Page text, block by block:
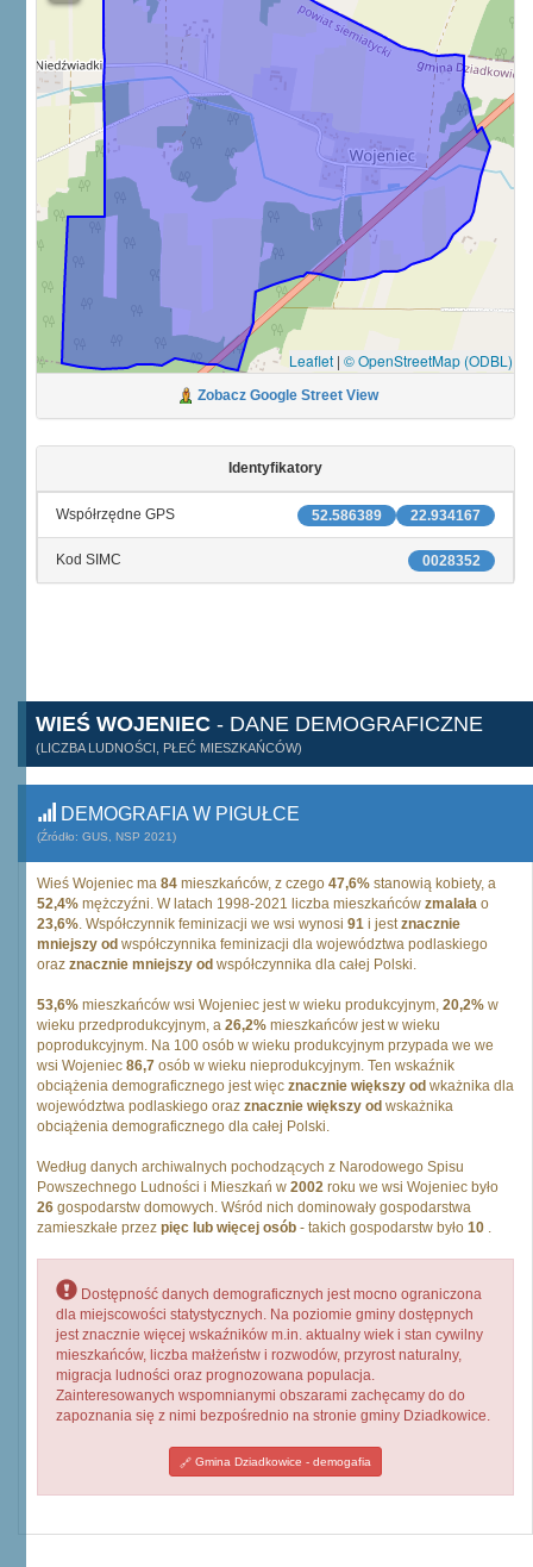
Leaflet | © OpenStreetMap (ODBL)
Zobacz Google Street View
Identyfikatory
22.934167
52.586389
Współrzędne GPS
0028352
Kod SIMC
WIEŚ WOJENIEC - DANE DEMOGRAFICZNE
(LICZBA LUDNOŚCI, PŁEĆ MIESZKAŃCÓW)
DEMOGRAFIA W PIGUŁCE
(Źródło: GUS, NSP 2021)
Wieś Wojeniec ma 84 mieszkańców, z czego 47,6% stanowią kobiety, a
52,4% mężczyźni. W latach 1998-2021 liczba mieszkańców zmalała o
23,6%. Współczynnik feminizacji we wsi wynosi 91 i jestznacznie
mniejszy od współczynnika feminizacji dla województwa podlaskiego
oraz znacznie mniejszy od współczynnika dla całej Polski.
53,6% mieszkańców wsi Wojeniec jest w wieku produkcyjnym, 20,2% w
wieku przedprodukcyjnym, a 26,2% mieszkańców jest w wieku
poprodukcyjnym. Na 100 osób w wieku produkcyjnym przypada we we
wsi Wojeniec 86,7 osób w wieku nieprodukcyjnym. Ten wskaźnik
obciążenia demograficznego jest więc znacznie większy od wkażnika dla
województwa podlaskiego oraz znacznie większy od wskażnika
obciążenia demograficznego dla całej Polski.
Według danych archiwalnych pochodzących z Narodowego Spisu
Powszechnego Ludności i Mieszkań w 2002 roku we wsi Wojeniec było
26 gospodarstw domowych. Wśród nich dominowały gospodarstwa
zamieszkałe przez pięc lub więcej osób - takich gospodarstw było 10 .
Dostępność danych demograficznych jest mocno ograniczona
dla miejscowości statystycznych. Na poziomie gminy dostępnych
jest znacznie więcej wskaźników m.in. aktualny wiek i stan cywilny
mieszkańców, liczba małżeństw i rozwodów, przyrost naturalny,
migracja ludności oraz prognozowana populacja.
Zainteresowanych wspomnianymi obszarami zachęcamy do do
zapoznania się z nimi bezpośrednio na stronie gminy Dziadkowice.
Gmina Dziadkowice - demogafia